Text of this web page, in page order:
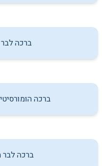
ברכה
ברכה
ברכה לבר